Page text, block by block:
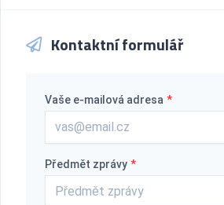
Kontaktní formulář
Vaše e-mailová adresa *
Předmět zprávy *